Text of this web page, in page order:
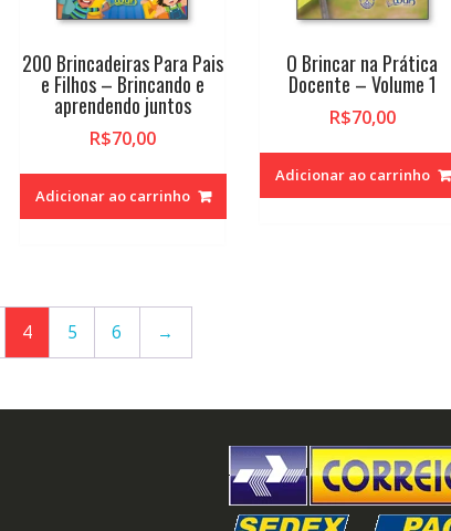
200 Brincadeiras Para Pais
e Filhos – Brincando e
aprendendo juntos
R$70,00
Adicionar ao carrinho
O Brincar na Prática
Docente – Volume 1
R$70,00
Adicionar ao carrinho
4 5 6 →